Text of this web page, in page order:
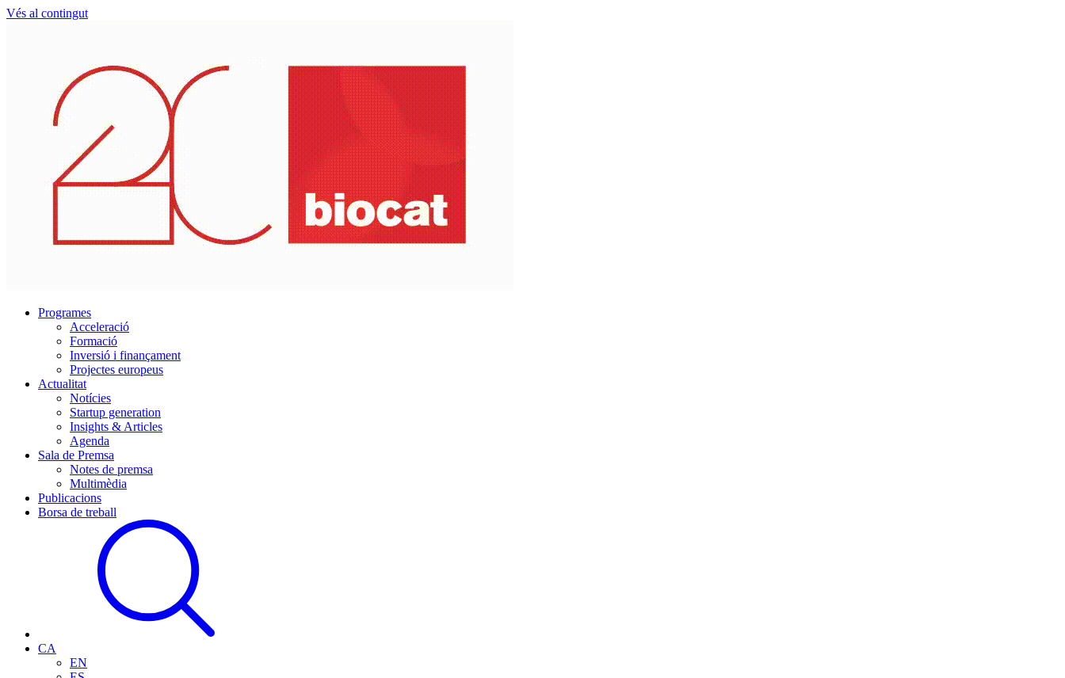
Vés al contingut
Programes
Acceleració
Formació
Inversió i finançament
Projectes europeus
Actualitat
Notícies
Startup generation
Insights & Articles
Agenda
Sala de Premsa
Notes de premsa
Multimèdia
Publicacions
Borsa de treball
CA
EN